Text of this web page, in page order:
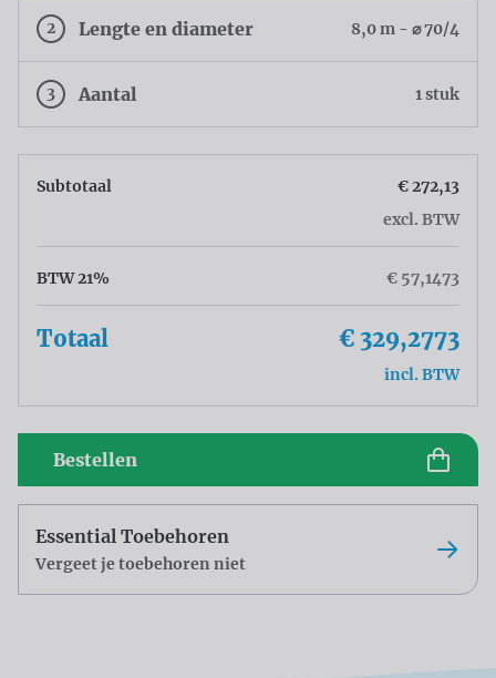
2 Lengte en diameter 8,0 m - ⌀ 70/4
3 Aantal 1 stuk
Subtotaal
€ 272,13
excl. BTW
BTW 21% € 57,1473
Totaal € 329,2773
incl. BTW
Bestellen
Essential Toebehoren
Vergeet je toebehoren niet